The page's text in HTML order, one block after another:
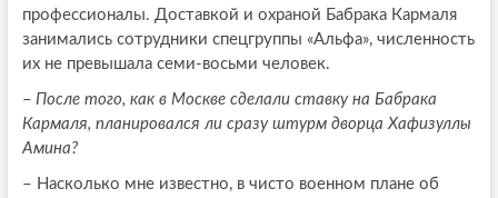
профессионалы. Доставкой и охраной Бабрака Кармаля
занимались сотрудники спецгруппы «Альфа», численность
их не превышала семи-восьми человек.
– После того, как в Москве сделали ставку на Бабрака
Кармаля, планировался ли сразу штурм дворца Хафизуллы
Амина?
– Насколько мне известно, в чисто военном плане об